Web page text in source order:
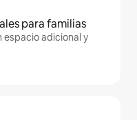
para familias
espacio adicional y